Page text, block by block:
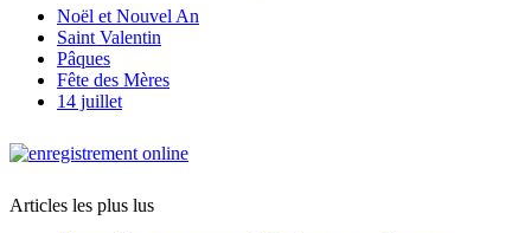
Noël et Nouvel An
Saint Valentin
Pâques
Fête des Mères
14 juillet
Articles les plus lus